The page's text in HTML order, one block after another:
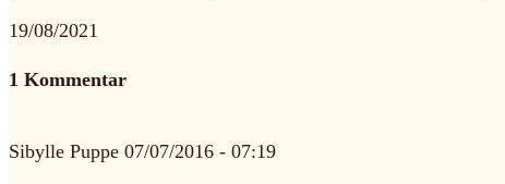
19/08/2021
1 Kommentar
Sibylle Puppe 07/07/2016 - 07:19